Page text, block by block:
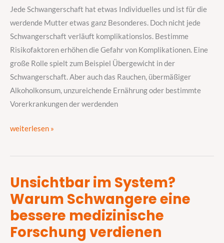
Jede Schwangerschaft hat etwas Individuelles und ist für die
werdende Mutter etwas ganz Besonderes. Doch nicht jede
Schwangerschaft verläuft komplikationslos. Bestimme
Risikofaktoren erhöhen die Gefahr von Komplikationen. Eine
große Rolle spielt zum Beispiel Übergewicht in der
Schwangerschaft. Aber auch das Rauchen, übermäßiger
Alkoholkonsum, unzureichende Ernährung oder bestimmte
Vorerkrankungen der werdenden
weiterlesen »
Unsichtbar im System?
Warum Schwangere eine
bessere medizinische
Forschung verdienen
Unsichtbar
im
Warum
Schwangere